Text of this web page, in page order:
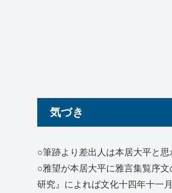
気づき
○筆跡より差出人は本居大平と
○雅望が本居大平に雅言集覧序
研究』によれば文化十四年十一